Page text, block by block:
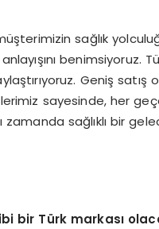
sağlık
benimsiyoruz.
Geniş satış
sayesinde, her
zamanda sağlıklı bir
bir Türk markası